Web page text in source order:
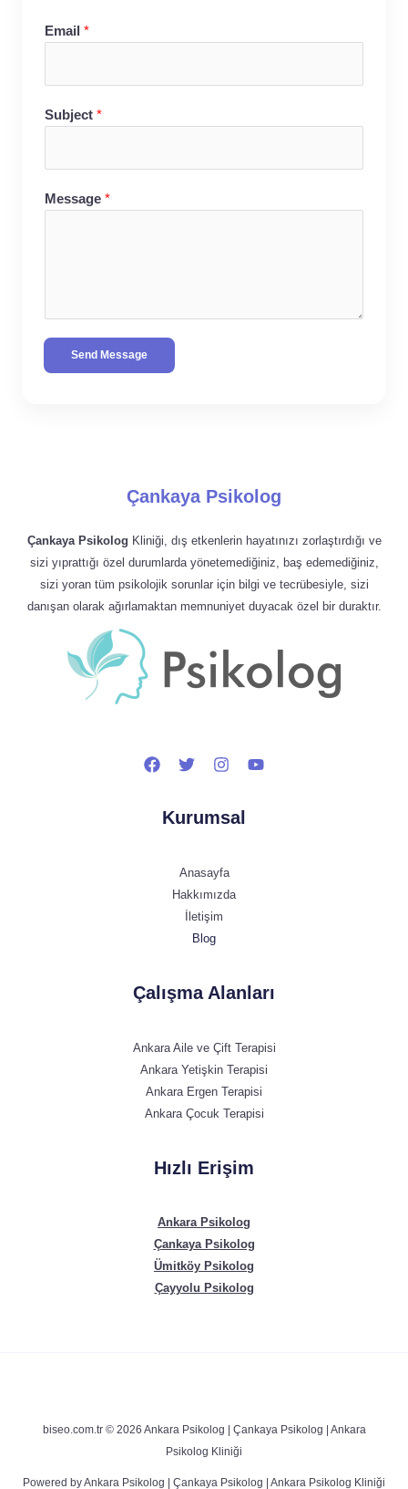
Email *
Subject *
Message *
Send Message
Çankaya Psikolog
Çankaya Psikolog Kliniği, dış etkenlerin hayatınızı zorlaştırdığı ve
sizi yıprattığı özel durumlarda yönetemediğiniz, baş edemediğiniz,
sizi yoran tüm psikolojik sorunlar için bilgi ve tecrübesiyle, sizi
danışan olarak ağırlamaktan memnuniyet duyacak özel bir duraktır.
Kurumsal
Anasayfa
Hakkımızda
İletişim
Blog
Çalışma Alanları
Ankara Aile ve Çift Terapisi
Ankara Yetişkin Terapisi
Ankara Ergen Terapisi
Ankara Çocuk Terapisi
Hızlı Erişim
Ankara Psikolog
Çankaya Psikolog
Ümitköy Psikolog
Çayyolu Psikolog
biseo.com.tr © 2026 Ankara Psikolog | Çankaya Psikolog | Ankara
Psikolog Kliniği
Powered by Ankara Psikolog | Çankaya Psikolog | Ankara Psikolog Kliniği